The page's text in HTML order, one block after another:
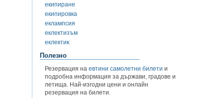
екипиране
екипировка
еклампсия
еклектизъм
еклектик
Полезно
Резервация на евтини самолетни билети и
подробна информация за държави, градове и
летища. Най-изгодни цени и онлайн
резервация на билети.